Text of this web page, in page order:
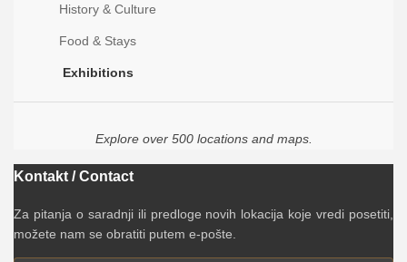
History & Culture
Food & Stays
Exhibitions
Explore over 500 locations and maps.
Kontakt / Contact
Za pitanja o saradnji ili predloge novih lokacija koje vredi posetiti,
možete nam se obratiti putem e-pošte.